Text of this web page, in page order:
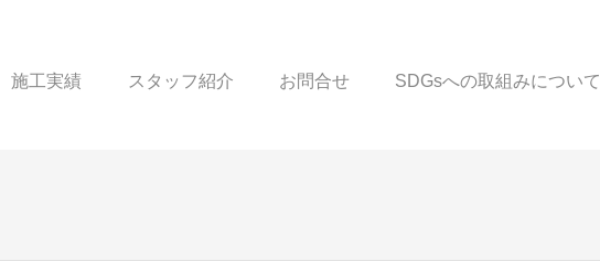
施工実績 スタッフ紹介 お問合せ SDGsへの取組みについて